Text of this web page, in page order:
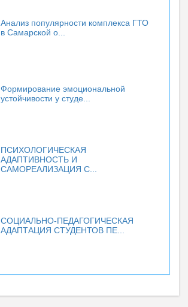
Анализ популярности комплекса ГТО
в Самарской о...
Формирование эмоциональной
устойчивости у студе...
ПСИХОЛОГИЧЕСКАЯ
АДАПТИВНОСТЬ И
САМОРЕАЛИЗАЦИЯ С...
СОЦИАЛЬНО-ПЕДАГОГИЧЕСКАЯ
АДАПТАЦИЯ СТУДЕНТОВ ПЕ...